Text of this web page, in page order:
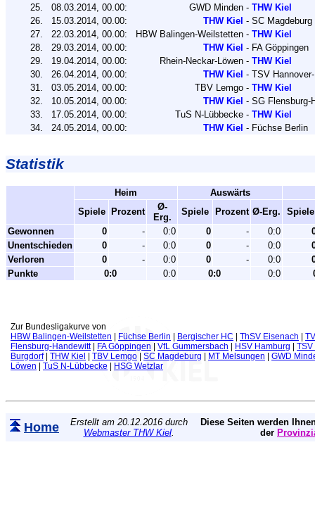
25.
08.03.2014, 00.00: GWD Minden - THW Kiel
26.
15.03.2014, 00.00: THW Kiel - SC Magdeburg
27.
22.03.2014, 00.00: HBW Balingen-Weilstetten - THW Kiel
28.
29.03.2014, 00.00: THW Kiel - FA Göppingen
29.
19.04.2014, 00.00: Rhein-Neckar-Löwen - THW Kiel
30.
26.04.2014, 00.00: THW Kiel - TSV
31.
03.05.2014, 00.00: TBV Lemgo - THW Kiel
32.
10.05.2014, 00.00: THW Kiel - SG Flensburg-
33.
17.05.2014, 00.00: TuS N-Lübbecke - THW Kiel
34.
24.05.2014, 00.00: THW Kiel - Füchse Berlin
Statistik
Heim
Auswärts
Spiele
Prozent
Ø-
Erg.
Spiele Prozent Ø-Erg.
Spiele
Gewonnen
0 - 0:0 0 - 0:0
Unentschieden
0 - 0:0 0 - 0:0
Verloren
0 - 0:0 0 - 0:0
Punkte
0:0 0:0 0:0 0:0
Zur Bundesligakurve von
HBW Balingen-Weilstetten
Füchse Berlin Bergischer HC ThSV Eisenach
Flensburg-Handewitt| FA Göppingen VfL Gummersbach HSV Hamburg
Burgdorf| THW Kiel TBV Lemgo SC Magdeburg MT Melsungen
GWD
Löwen
TuS N-Lübbecke HSG Wetzlar
Home
Erstellt am 20.12.2016 durch
Webmaster THW Kiel.
Diese Seiten werden
der